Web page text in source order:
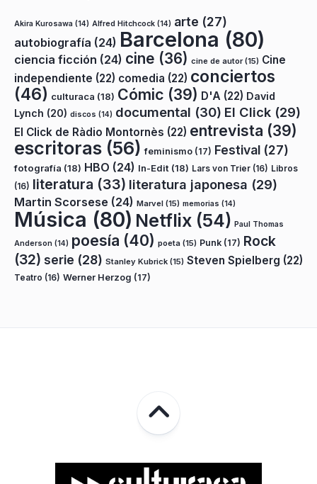
Akira Kurosawa (14) Alfred Hitchcock (14) arte (27)
autobiografía (24) Barcelona (80)
ciencia ficción (24) cine (36) cine de autor(15) Cine
independiente (22) comedia (22) conciertos
(46) culturaca (18) Cómic (39) D'A (22) David
Lynch (20) discos (14) documental (30) El Click (29)
El Click de Ràdio Montornès (22) entrevista (39)
escritoras (56) feminismo (17) Festival (27)
fotografía (18) HBO (24) In-Edit (18) Lars von Trier (16) Libros
(16) literatura (33) literatura japonesa (29)
Martin Scorsese (24) Marvel (15) memorias (14)
Música (80) Netflix (54) Paul Thomas
Anderson (14) poesía (40) poeta (15) Punk (17) Rock
(32) serie (28) Stanley Kubrick (15) Steven Spielberg (22)
Teatro (16) Werner Herzog (17)